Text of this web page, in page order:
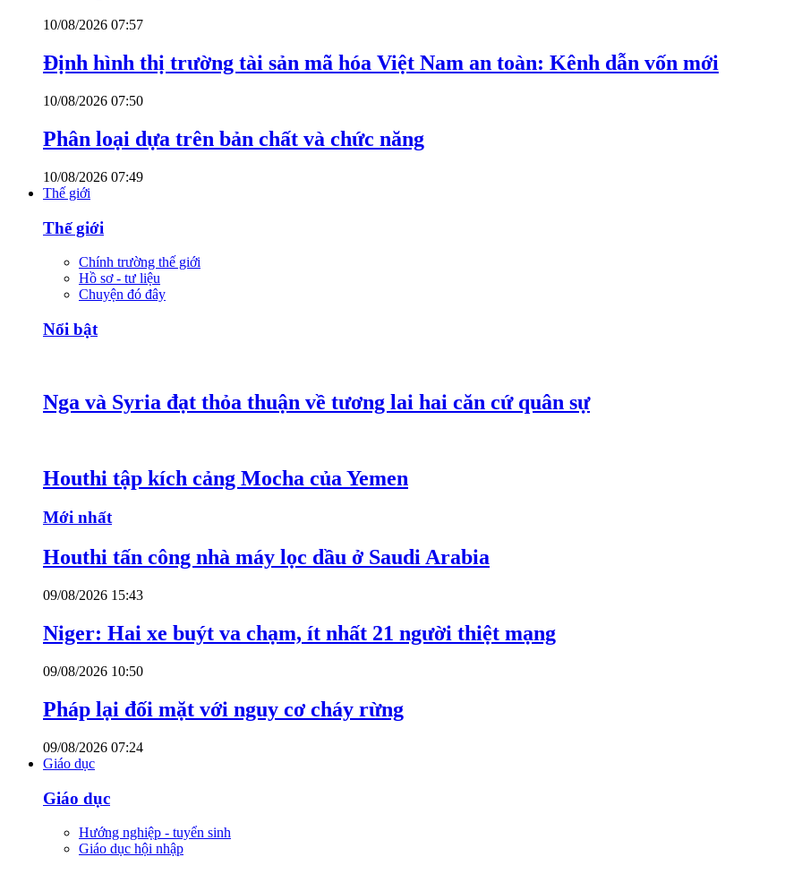
10/08/2026 07:57
Định hình thị trường tài sản mã hóa Việt Nam an toàn: Kênh dẫn vốn mới
10/08/2026 07:50
Phân loại dựa trên bản chất và chức năng
10/08/2026 07:49
Thế giới
Thế giới
Chính trường thế giới
Hồ sơ - tư liệu
Chuyện đó đây
Nổi bật
Nga và Syria đạt thỏa thuận về tương lai hai căn cứ quân sự
Houthi tập kích cảng Mocha của Yemen
Mới nhất
Houthi tấn công nhà máy lọc dầu ở Saudi Arabia
09/08/2026 15:43
Niger: Hai xe buýt va chạm, ít nhất 21 người thiệt mạng
09/08/2026 10:50
Pháp lại đối mặt với nguy cơ cháy rừng
09/08/2026 07:24
Giáo dục
Giáo dục
Hướng nghiệp - tuyển sinh
Giáo dục hội nhập